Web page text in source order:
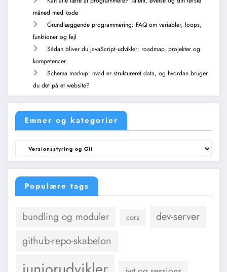
måned med kode
Grundlæggende programmering: FAQ om variabler, loops,
funktioner og fejl
Sådan bliver du JavaScript‑udvikler: roadmap, projekter og
kompetencer
Schema markup: hvad er struktureret data, og hvordan bruger
du det på et website?
Emner og kategorier
Emner
kategorier
Populære tags
bundling og moduler cors
dev-server
github-repo-skabelon